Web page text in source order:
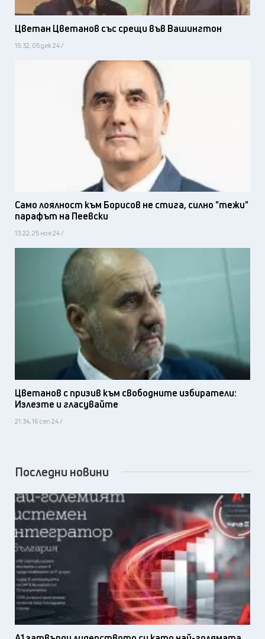
Цветан Цветанов със срещи във Вашингтон
15:32, 05 дек 24 /
Само лоялност към Борисов не стига, силно "тежи"
парафът на Пеевски
13:22, 25 ное 24 /
Цветанов с призив към свободните избиратели:
Излезте и гласувайте
21:34, 16 сеп 24 /
Последни новини